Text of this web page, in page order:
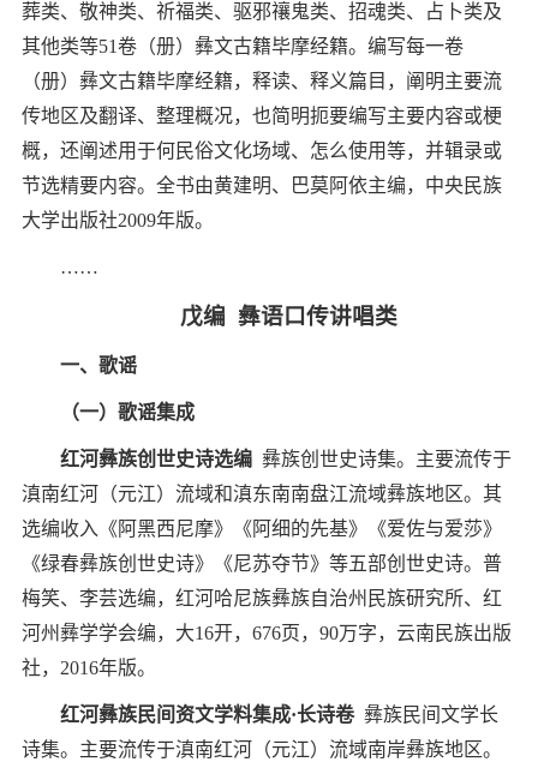
葬类、敬神类、祈福类、驱邪禳鬼类、招魂类、占卜类及
其他类等51卷（册）彝文古籍毕摩经籍。编写每一卷
（册）彝文古籍毕摩经籍，释读、释义篇目，阐明主要流
传地区及翻译、整理概况，也简明扼要编写主要内容或梗
概，还阐述用于何民俗文化场域、怎么使用等，并辑录或
节选精要内容。全书由黄建明、巴莫阿依主编，中央民族
大学出版社2009年版。
……
戊编 彝语口传讲唱类
一、歌谣
（一）歌谣集成
红河彝族创世史诗选编 彝族创世史诗集。主要流传于
滇南红河（元江）流域和滇东南南盘江流域彝族地区。其
选编收入《阿黑西尼摩》《阿细的先基》《爱佐与爱莎》
《绿春彝族创世史诗》《尼苏夺节》等五部创世史诗。普
梅笑、李芸选编，红河哈尼族彝族自治州民族研究所、红
河州彝学学会编，大16开， 676页， 90万字，云南民族出版
社， 2016年版。
红河彝族民间资文学料集成·长诗卷 彝族民间文学长
诗集。主要流传于滇南红河（元江）流域南岸彝族地区。